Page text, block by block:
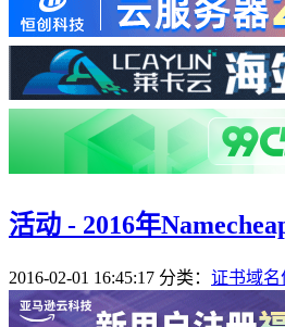
活动 - 2016年
2016-02-01 16:45:17 分类： 证书域名